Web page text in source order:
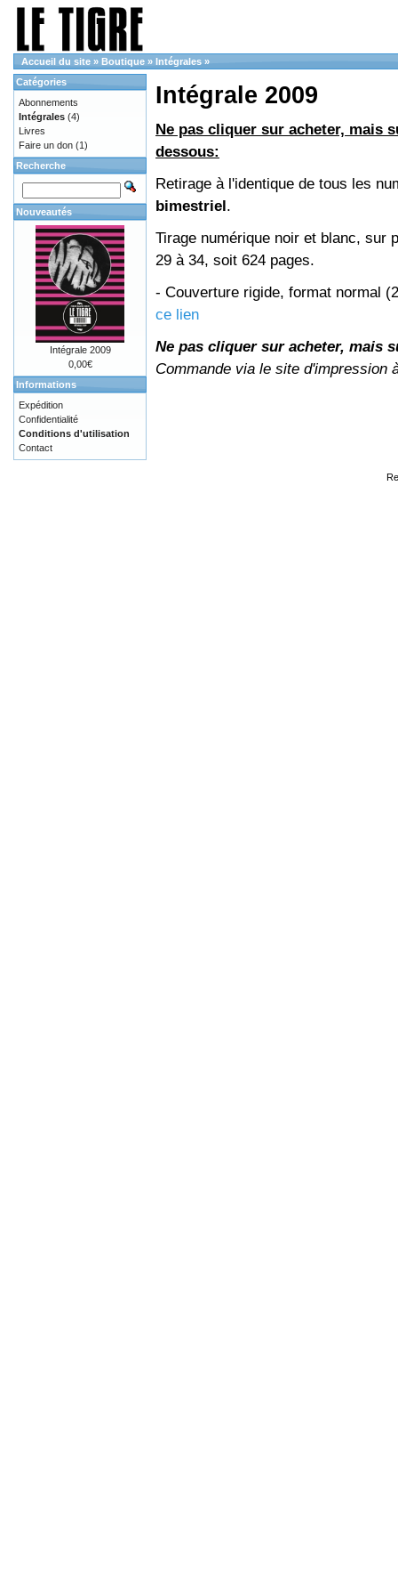
Accueil du site » Boutique » Intégrales »
Intégrale 2009
Ne pas cliquer sur acheter, mais
dessous:
Retirage à l'identique de tous les
bimestriel.
Tirage numérique noir et blanc, sur
29 à 34, soit 624 pages.
- Couverture rigide, format normal
ce lien
Ne pas cliquer sur acheter, mais
Commande via le site d'impression
Catégories
Abonnements
Intégrales (4)
Livres
Faire un don (1)
Recherche
Nouveautés
Intégrale 2009
0,00€
Informations
Expédition
Confidentialité
Conditions d'utilisation
Contact